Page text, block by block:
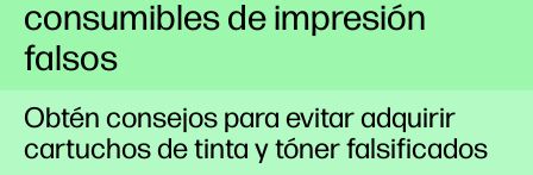
consumibles de impresión
falsos
Obtén consejos para evitar adquirir
cartuchos de tinta y tóner falsificados